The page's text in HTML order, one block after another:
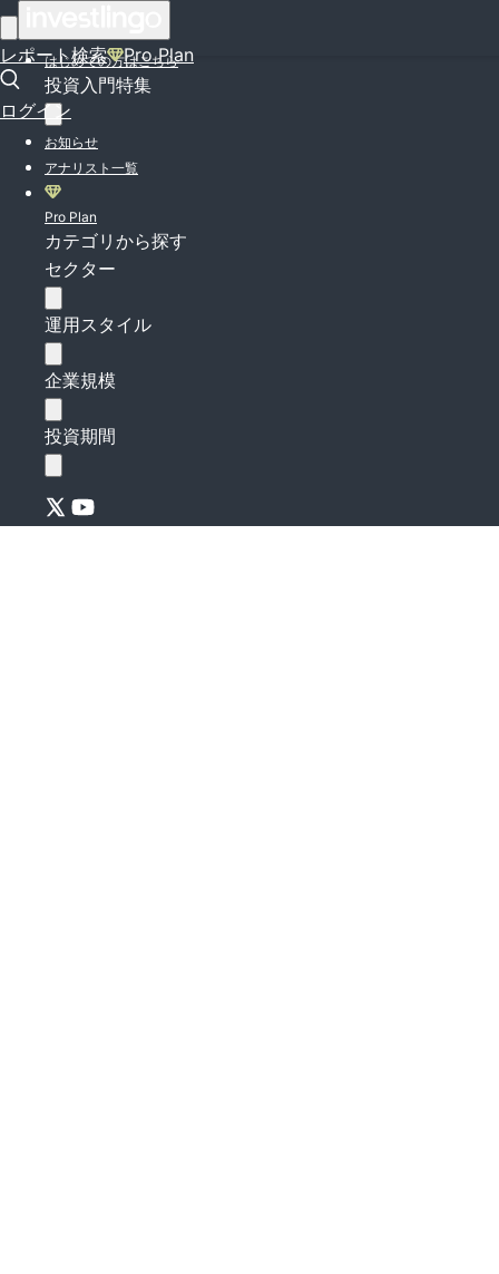
レポート検索 Pro Plan
ログイン
はじめての方はこちら
投資入門特集
お知らせ
アナリスト一覧
Pro Plan
カテゴリから探す
セクター
運用スタイル
企業規模
投資期間